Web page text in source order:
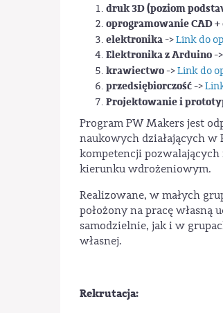
druk 3D (poziom
oprogramowanie CAD
elektronika->Link do
Elektronika z Arduino->
krawiectwo->Link do
przedsiębiorczość->
Projektowanie i
Program PW Makers jest
naukowych działających
kompetencji
kierunku wdrożeniowym.
Realizowane, w małych
położony na pracę własną
samodzielnie, jak i w
własnej.
Rekrutacja: